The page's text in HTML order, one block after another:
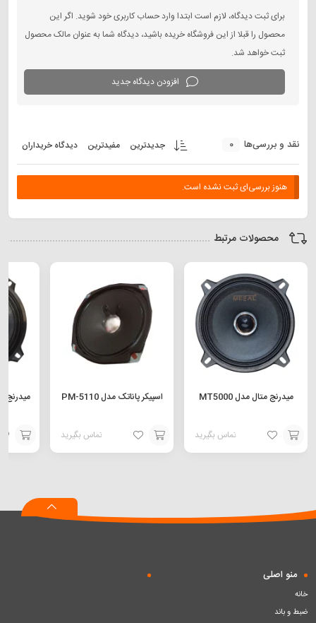
برای ثبت دیدگاه، لازم است ابتدا وارد حساب کاربری خود شوید. اگر این
محصول را قبلا از این فروشگاه خریده باشید، دیدگاه شما به عنوان مالک محصول
ثبت خواهد شد.
افزودن دیدگاه جدید
نقد و بررسی‌ها 0 جدیدترین مفیدترین دیدگاه خریداران
هنوز بررسی‌ای ثبت نشده است.
محصولات مرتبط
میدرنج متال مدل MT5000
تماس بگیرید
افزودن
اسپیکر پاناتک مدل PM-5110
تماس بگیرید
افزودن
افزودن
سبد
منو اصلی
خانه
ضبط و باند